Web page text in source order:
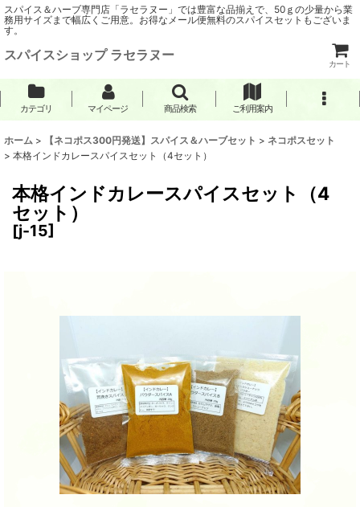
スパイス＆ハーブ専門店「ラセラヌー」では豊富な品揃えで、50ｇの少量から業
務用サイズまで幅広くご用意。お得なメール便無料のスパイスセットもございま
す。
スパイスショップ ラセラヌー
カート
カテゴリ マイページ 商品検索 ご利用案内
ホーム > 【ネコポス300円発送】スパイス＆ハーブセット > ネコポスセット
> 本格インドカレースパイスセット（4セット）
本格インドカレースパイスセット（4
セット）
[j-15]